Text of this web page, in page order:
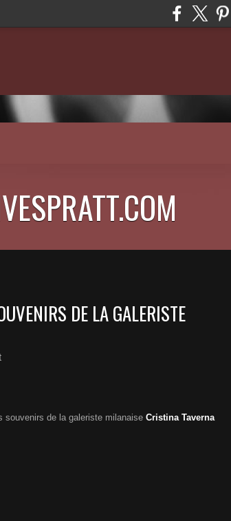
DE LA GALERISTE
souvenirs de la galeriste milanaise Cristina Taverna